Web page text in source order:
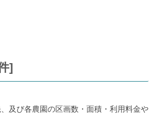
]
及び各農園の区画数・面積・利用料金や